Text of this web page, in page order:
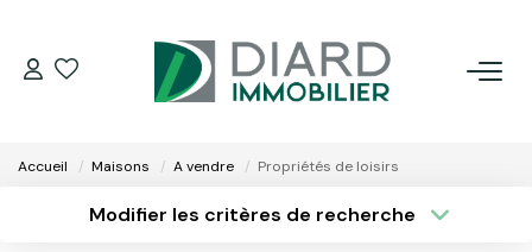
Accueil Maisons A vendre Propriétés de loisirs
Modifier les critères de recherche